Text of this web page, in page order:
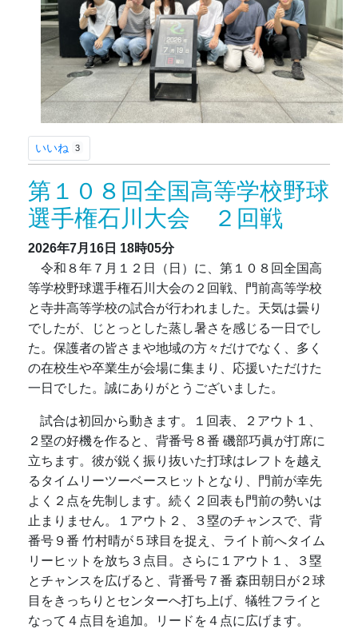
いいね 3
第１０８回全国高等学校野球
選手権石川大会 ２回戦
2026年7月16日 18時05分
令和 ８年７月 １２ 日（ 日 ） に、第１０８回全国高
等学校野球選手権石川大会の２回戦、門前高等学校
と寺井高等学校の試合が行われました。天気は曇り
でしたが、じとっとした蒸し暑さを感じる一日でし
た。保護者の皆さまや地域の方々だけでなく、多く
の在校生や卒業生が会場に集まり、応援いただけた
一日でした。誠にありがとうございました。
試合は初回から動きます。１回表、２アウト１、
２塁の好機を作ると、背番号８番 磯部巧眞が打席に
立ちます。彼が鋭く振り抜いた打球はレフトを越え
るタイムリーツーベースヒットとなり、門前が幸先
よく２点を先制します。続く２回表も門前の勢いは
止まりません。１アウト２、３塁のチャンスで、背
番号９番 竹村晴が５球目を捉え、ライト前へタイム
リーヒットを放ち３点目。さらに１アウト１、３塁
とチャンスを広げると、背番号７番 森田朝日が２球
目をきっちりとセンターへ打ち上げ、犠牲フライと
なって４点目を追加。リードを４点に広げます。